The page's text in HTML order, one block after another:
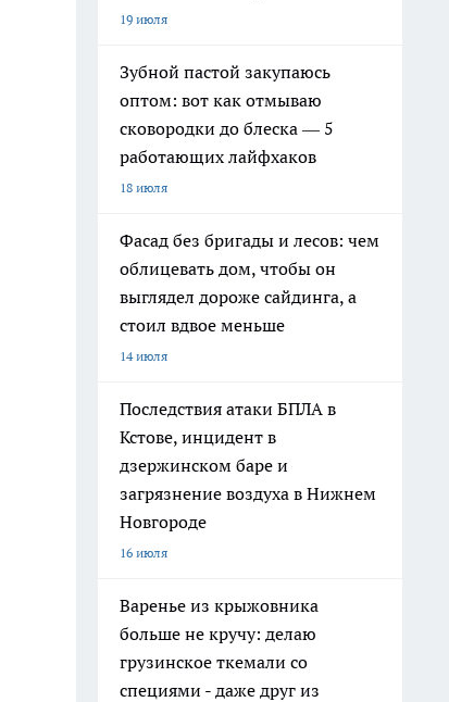
19 июля
Зубной пастой закупаюсь
оптом: вот как отмываю
сковородки до блеска — 5
работающих лайфхаков
18 июля
Фасад без бригады и лесов: чем
облицевать дом, чтобы он
выглядел дороже сайдинга, а
стоил вдвое меньше
14 июля
Последствия атаки БПЛА в
Кстове, инцидент в
дзержинском баре и
загрязнение воздуха в Нижнем
Новгороде
16 июля
Варенье из крыжовника
больше не кручу: делаю
грузинское ткемали со
специями - даже друг из